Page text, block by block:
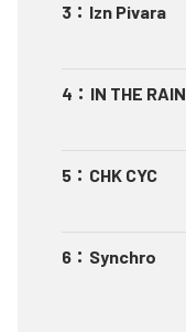
3 ： Izn Pivara
4 ： IN THE RAIN
5 ： CHK CYC
6 ： Synchro